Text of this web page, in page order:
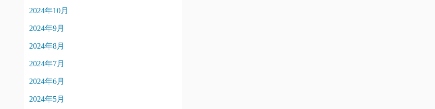
2024年10月
2024年9月
2024年8月
2024年7月
2024年6月
2024年5月